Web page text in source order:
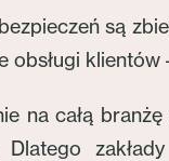
są
na całą